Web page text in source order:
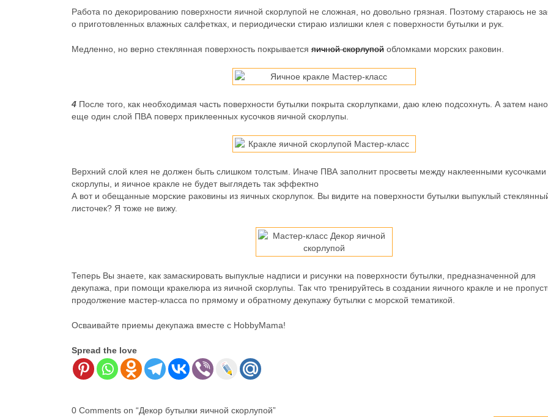
Работа по декорированию поверхности яичной скорлупой не сложная, но довольно грязная. Поэтому стараюсь не
о приготовленных влажных салфетках, и периодически стираю излишки клея с поверхности бутылки и рук.
Медленно, но верно стеклянная поверхность покрывается яичной скорлупой обломками морских раковин.
4 После того, как необходимая часть поверхности бутылки покрыта скорлупками, даю клею подсохнуть. А затем
еще один слой ПВА поверх приклеенных кусочков яичной скорлупы.
Верхний слой клея не должен быть слишком толстым. Иначе ПВА заполнит просветы между наклеенными кусочками
скорлупы, и яичное кракле не будет выглядеть так эффектно
А вот и обещанные морские раковины из яичных скорлупок. Вы видите на поверхности бутылки выпуклый
листочек? Я тоже не вижу.
Теперь Вы знаете, как замаскировать выпуклые надписи и рисунки на поверхности бутылки, предназначенной для
декупажа, при помощи кракелюра из яичной скорлупы. Так что тренируйтесь в создании яичного кракле и не
продолжение мастер-класса по прямому и обратному декупажу бутылки с морской тематикой.
Осваивайте приемы декупажа вместе с HobbyMama!
Spread the love
0 Comments on “Декор бутылки яичной скорлупой”